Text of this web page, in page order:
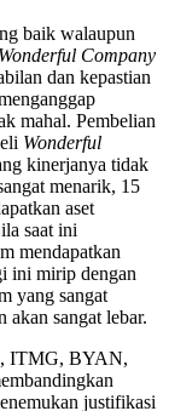
baik walaupun
Wonderful Company
dan kepastian
mahal. Pembelian
Wonderful
kinerjanya tidak
menarik, 15
aset
saat ini
mendapatkan
ini mirip dengan
yang sangat
akan sangat lebar.
ITMG, BYAN,
justifikasi